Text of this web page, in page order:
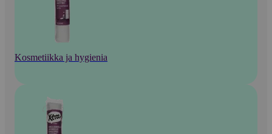
Kosmetiikka ja hygienia